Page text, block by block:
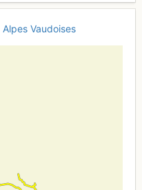
Alpes Vaudoises